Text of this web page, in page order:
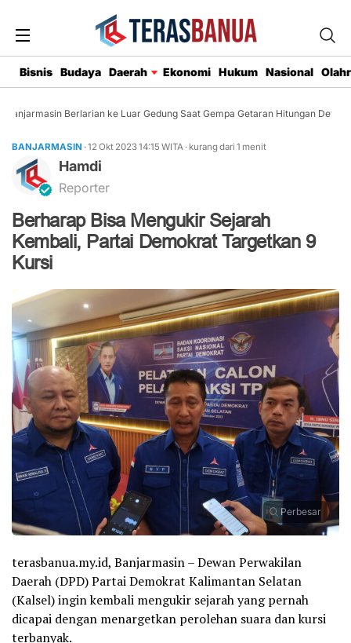
Bisnis Budaya Daerah Ekonomi Hukum Nasional
Berlarian ke Luar Gedung Saat Gempa Getaran Hitungan Detik
BANJARMASIN · 12 Okt 202314:15 WITA · kurang dari 1 menit
Hamdi
Reporter
Berharap Bisa Mengukir Sejarah
Kembali, Partai Demokrat Targetkan 9
Kursi
Perbesar
terasbanua.my.id, Banjarmasin – Dewan Perwakilan
Daerah (DPD) Partai Demokrat Kalimantan Selatan
(Kalsel) ingin kembali mengukir sejarah yang pernah
dicapai dengan menargetkan perolehan suara dan kursi
terbanyak.